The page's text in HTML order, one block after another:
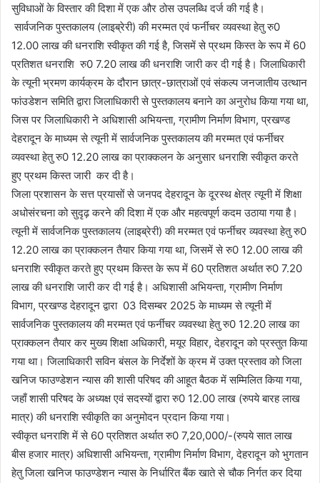
सुविधाओं के विस्तार की दिशा में एक और ठोस उपलब्धि दर्ज की गई है।
सार्वजनिक पुस्तकालय (लाइब्रेरी) की मरम्मत एवं फर्नीचर व्यवस्था हेतु रु0
12.00 लाख की धनराशि स्वीकृत की गई है, जिसमें से प्रथम किस्त के रूप में 60
प्रतिशत धनराशि रु0 7.20 लाख की धनराशि जारी कर दी गई है। जिलाधिकारी
के त्यूनी भ्रमण कार्यक्रम के दौरान छात्र-छात्राओं एवं संकल्प जनजातीय उत्थान
फांउडेशन समिति द्वारा जिलाधिकारी से पुस्तकालय बनाने का अनुरोध किया गया था,
जिस पर जिलाधिकारी ने अधिशासी अभियन्ता, ग्रामीण निर्माण विभाग, प्रखण्ड
देहरादून के माध्यम से त्यूनी में सार्वजनिक पुस्तकालय की मरम्मत एवं फर्नीचर
व्यवस्था हेतु रु0 12.20 लाख का प्राक्कलन के अनुसार धनराशि स्वीकृत करते
हुए प्रथम किस्त जारी कर दी है।
जिला प्रशासन के सत्त प्रयासों से जनपद देहरादून के दूरस्थ क्षेत्र त्यूनी में शिक्षा
अधोसंरचना को सुदृढ़ करने की दिशा में एक और महत्वपूर्ण कदम उठाया गया है।
त्यूनी में सार्वजनिक पुस्तकालय (लाइब्रेरी) की मरम्मत एवं फर्नीचर व्यवस्था हेतु रु0
12.20 लाख का प्राक्कलन तैयार किया गया था, जिसमें से रु0 12.00 लाख की
धनराशि स्वीकृत करते हुए प्रथम किस्त के रूप में 60 प्रतिशत अर्थात रु0 7.20
लाख की धनराशि जारी कर दी गई है। अधिशासी अभियन्ता, ग्रामीण निर्माण
विभाग, प्रखण्ड देहरादून द्वारा 03 दिसम्बर 2025 के माध्यम से त्यूनी में
सार्वजनिक पुस्तकालय की मरम्मत एवं फर्नीचर व्यवस्था हेतु रु0 12.20 लाख का
प्राक्कलन तैयार कर मुख्य शिक्षा अधिकारी, मयूर विहार, देहरादून को प्रस्तुत किया
गया था। जिलाधिकारी सविन बंसल के निर्देशों के क्रम में उक्त प्रस्ताव को जिला
खनिज फाउण्डेशन न्यास की शासी परिषद की आहूत बैठक में सम्मिलित किया गया,
जहाँ शासी परिषद के अध्यक्ष एवं सदस्यों द्वारा रु0 12.00 लाख (रुपये बारह लाख
मात्र) की धनराशि स्वीकृति का अनुमोदन प्रदान किया गया।
स्वीकृत धनराशि में से 60 प्रतिशत अर्थात रु0 7,20,000/-(रुपये सात लाख
बीस हजार मात्र) अधिशासी अभियन्ता, ग्रामीण निर्माण विभाग, देहरादून को भुगतान
हेतु जिला खनिज फाउण्डेशन न्यास के निर्धारित बैंक खाते से चौक निर्गत कर दिया